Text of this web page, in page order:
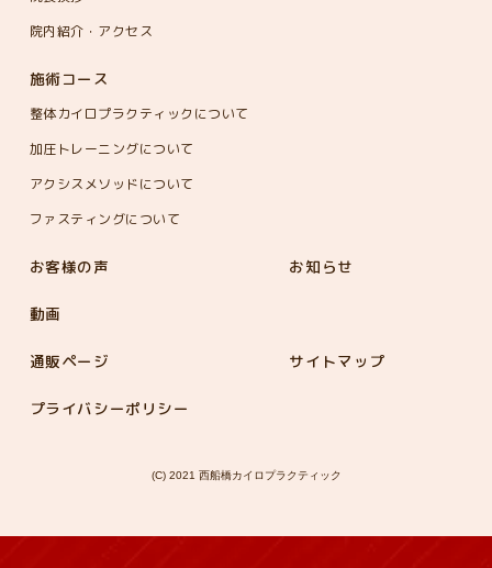
院内紹介・アクセス
施術コース
整体カイロプラクティックについて
加圧トレーニングについて
アクシスメソッドについて
ファスティングについて
お客様の声 お知らせ
動画
通販ページ サイトマップ
プライバシーポリシー
(C) 2021 西船橋カイロプラクティック